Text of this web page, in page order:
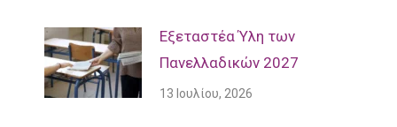
Εξεταστέα Ύλη των
Πανελλαδικών 2027
13 Ιουλίου, 2026